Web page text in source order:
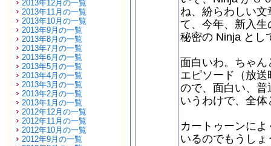
2013年12月の一覧
2013年11月の一覧
2013年10月の一覧
2013年9月の一覧
2013年8月の一覧
2013年7月の一覧
2013年6月の一覧
2013年5月の一覧
2013年4月の一覧
2013年3月の一覧
2013年2月の一覧
2013年1月の一覧
2012年12月の一覧
2012年11月の一覧
2012年10月の一覧
2012年9月の一覧
ね、紛らわしい
て、今年、新入
秘密の Ninja とし
面白いわ。ちゃ
エピソード（放
ので、面白い、
いうわけで、全
カートゥーンに
いるのでもうし